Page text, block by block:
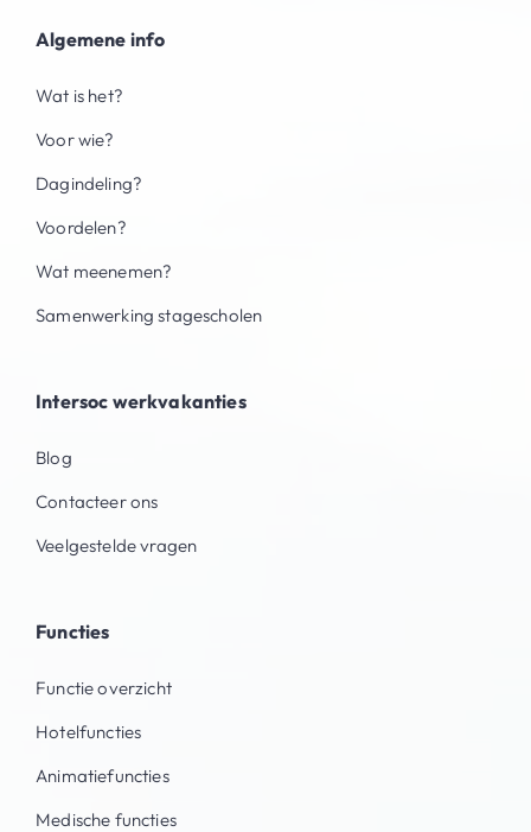
Algemene info
Wat is het?
Voor wie?
Dagindeling?
Voordelen?
Wat meenemen?
Samenwerking stagescholen
Intersoc werkvakanties
Blog
Contacteer ons
Veelgestelde vragen
Functies
Functie overzicht
Hotelfuncties
Animatiefuncties
Medische functies